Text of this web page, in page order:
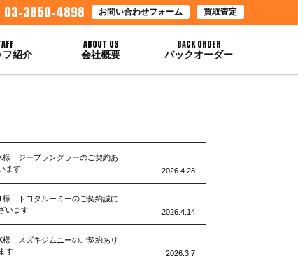
03-3850-4898 お問い合わせフォーム 買取査定
フ紹介
ABOUT US
会社概要
BACK ORDER
バックオーダー
様 ジープラングラーのご契約あ
ます
2026.4.28
様 トヨタルーミーのご契約誠に
います
2026.4.14
様 スズキジムニーのご契約あり
す
2026.3.7